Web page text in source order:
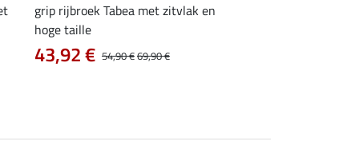
grip rijbroek Tabea met zitvlak en
hoge taille
54,90 €69,90 €
43,92 €